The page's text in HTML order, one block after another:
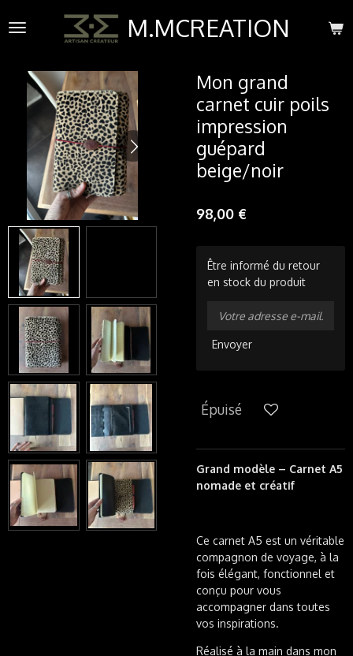
au
M.MCREATION
Mon grand
carnet cuir poils
impression
guépard
beige/noir
98,00 €
Être informé du retour
en stock du produit
Envoyer
Épuisé
Grand modèle – Carnet A5
nomade et créatif
Ce carnet A5 est un véritable
compagnon de voyage, à la
fois élégant, fonctionnel et
conçu pour vous
accompagner dans toutes
vos inspirations.
Réalisé à la main dans mon